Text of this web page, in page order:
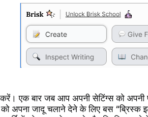
एक बार जब आप अपनी सेटिंग्स को
को अपना जादू चलाने देने के लिए बस